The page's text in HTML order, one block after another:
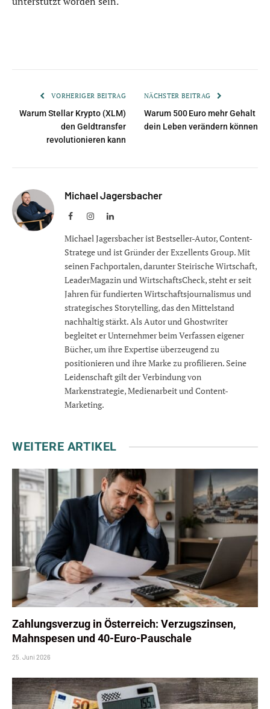
VORHERIGER BEITRAG
Warum Stellar Krypto (XLM)
den Geldtransfer
revolutionieren kann
NÄCHSTER BEITRAG
Warum 500 Euro mehr Gehalt
dein Leben verändern können
Michael Jagersbacher
FacebookInstagramLinkedIn
Michael Jagersbacher ist Bestseller-Autor, Content-
Stratege und ist Gründer der Exzellents Group. Mit
seinen Fachportalen, darunter Steirische Wirtschaft,
LeaderMagazin und WirtschaftsCheck, steht er seit
Jahren für fundierten Wirtschaftsjournalismus und
strategisches Storytelling, das den Mittelstand
nachhaltig stärkt. Als Autor und Ghostwriter
begleitet er Unternehmer beim Verfassen eigener
Bücher, um ihre Expertise überzeugend zu
positionieren und ihre Marke zu profilieren. Seine
Leidenschaft gilt der Verbindung von
Markenstrategie, Medienarbeit und Content-
Marketing.
WEITERE ARTIKEL
Zahlungsverzug in Österreich: Verzugszinsen,
Mahnspesen und 40-Euro-Pauschale
25. Juni 2026